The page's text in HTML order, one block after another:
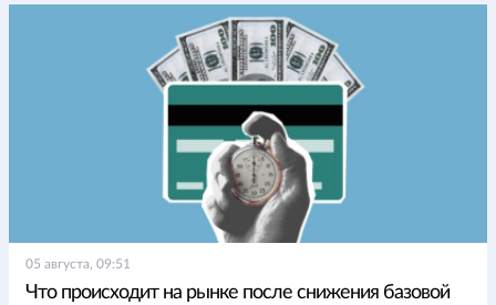
05 августа, 09:51
Что происходит на рынке после снижения базовой